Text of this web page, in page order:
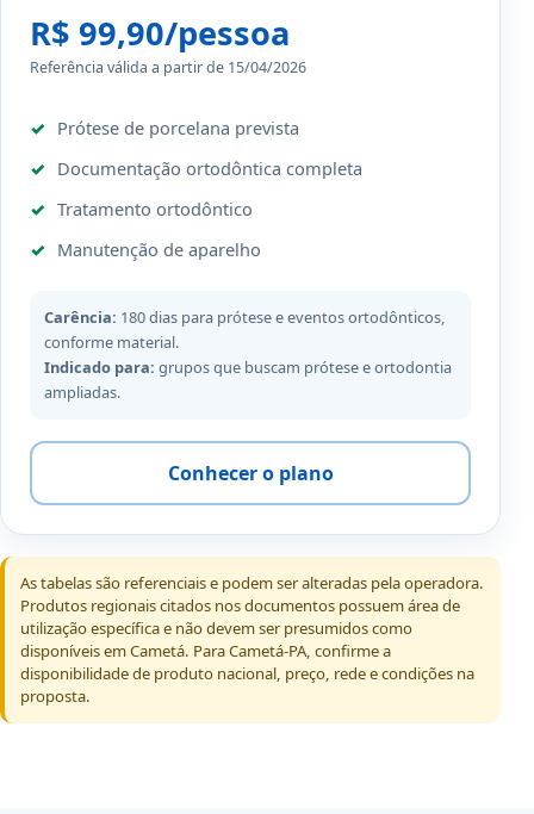
R$ 99,90/pessoa
Referência válida a partir de 15/04/2026
Prótese de porcelana prevista
Documentação ortodôntica completa
Tratamento ortodôntico
Manutenção de aparelho
Carência: 180 dias para prótese e eventos ortodônticos,
conforme material.
Indicado para: grupos que buscam prótese e ortodontia
ampliadas.
Conhecer o plano
As tabelas são referenciais e podem ser alteradas pela operadora.
Produtos regionais citados nos documentos possuem área de
utilização específica e não devem ser presumidos como
disponíveis em Cametá. Para Cametá-PA, confirme a
disponibilidade de produto nacional, preço, rede e condições na
proposta.